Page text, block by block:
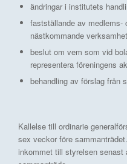
ändringar i institutets
fastställande av medlems-
nästkommande
beslut om vem som vid
representera föreningens
behandling av förslag från
Kallelse till ordinarie
sex veckor före
inkommet till styrelsen